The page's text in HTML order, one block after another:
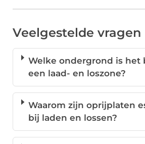
Veelgestelde vragen
Welke ondergrond is het
een laad- en loszone?
Waarom zijn oprijplaten
bij laden en lossen?